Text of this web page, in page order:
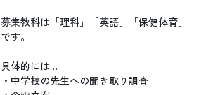
募集教科は「理科」「英語」「保健体育」
です。
具体的には…
・中学校の先生への聞き取り調査